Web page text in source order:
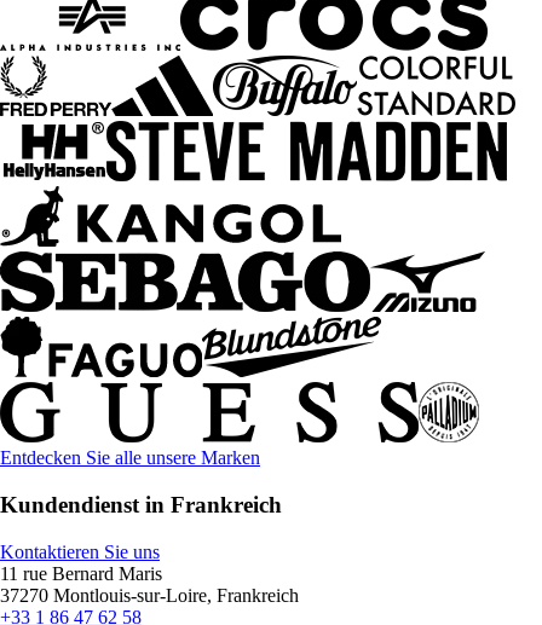
Entdecken Sie alle unsere Marken
Kundendienst in Frankreich
Kontaktieren Sie uns
11 rue Bernard Maris
37270 Montlouis-sur-Loire, Frankreich
+33 1 86 47 62 58